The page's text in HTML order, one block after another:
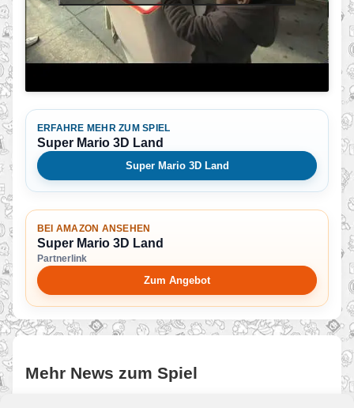
ERFAHRE MEHR ZUM SPIEL
Super Mario 3D Land
Super Mario 3D Land
BEI AMAZON ANSEHEN
Super Mario 3D Land
Partnerlink
Zum Angebot
Mehr News zum Spiel